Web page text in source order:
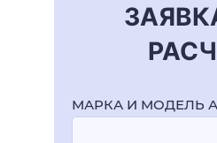
МАРКА И МОДЕЛЬ